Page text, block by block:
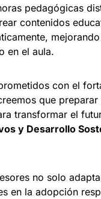
pedagógicas
contenidos
en el aula.
con el
que
transformar el
y Desarrollo
no solo
en la adopción